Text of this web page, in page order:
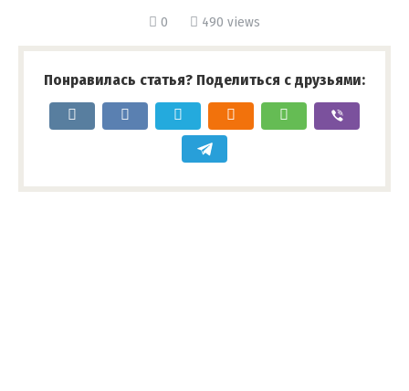
0 490 views
Понравилась статья? Поделиться с друзьями: